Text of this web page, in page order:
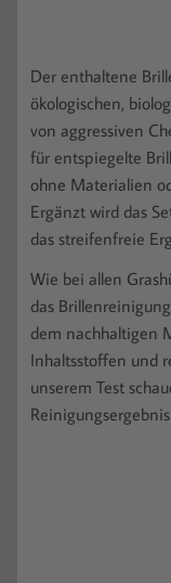
Der enthaltene
ökologischen,
von aggressiven
für entspiegelte
ohne Materialien
Ergänzt wird das
das streifenfreie
Wie bei allen
das
dem nachhaltigen
Inhaltsstoffen und
unserem Test